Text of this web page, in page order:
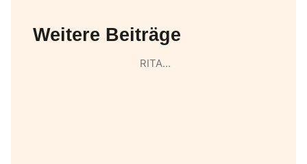
Weitere Beiträge
RITA…